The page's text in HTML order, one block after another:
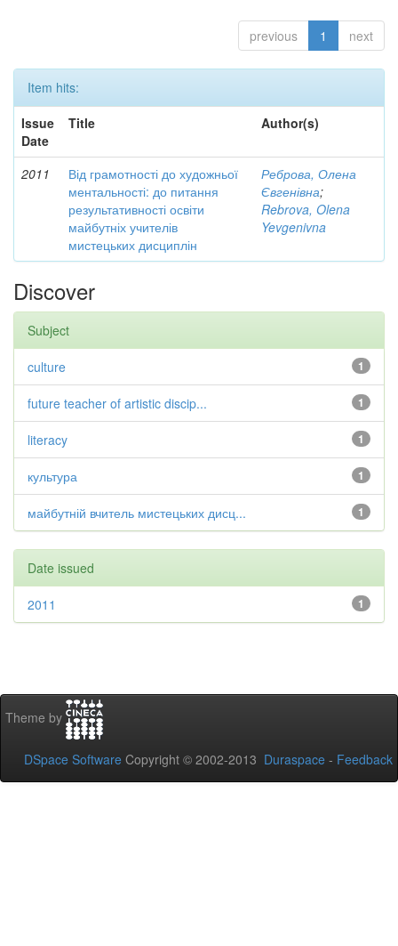
previous 1 next
Item hits:
Issue
Date
Title Author(s)
2011
Від грамотності до художньої
ментальності: до питання
результативності освіти
майбутніх учителів
мистецьких дисциплін
Реброва, Олена
Євгенівна;
Rebrova, Olena
Yevgenivna
Discover
Subject
1
culture
1
future teacher of artistic discip...
1
literacy
1
культура
1
майбутній вчитель мистецьких дисц...
Date issued
1
2011
Theme by
DSpace Software Copyright © 2002-2013 Duraspace - Feedback